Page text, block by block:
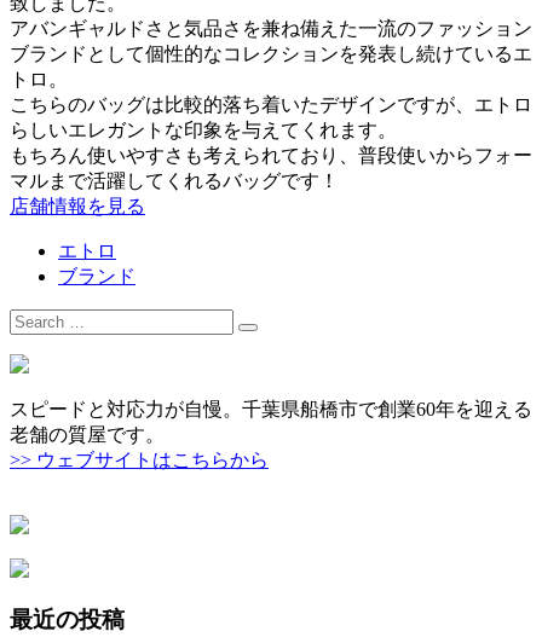
アバンギャルドさと気品さを兼ね備えた一流のファッション
ブランドとして個性的なコレクションを発表し続けているエ
トロ。
こちらのバッグは比較的落ち着いたデザインですが、エトロ
らしいエレガントな印象を与えてくれます。
もちろん使いやすさも考えられており、普段使いからフォー
マルまで活躍してくれるバッグです！
店舗情報を見る
エトロ
ブランド
Search
for:
スピードと対応力が自慢。千葉県船橋市で創業60年を迎える
老舗の質屋です。
>> ウェブサイトはこちらから
最近の投稿